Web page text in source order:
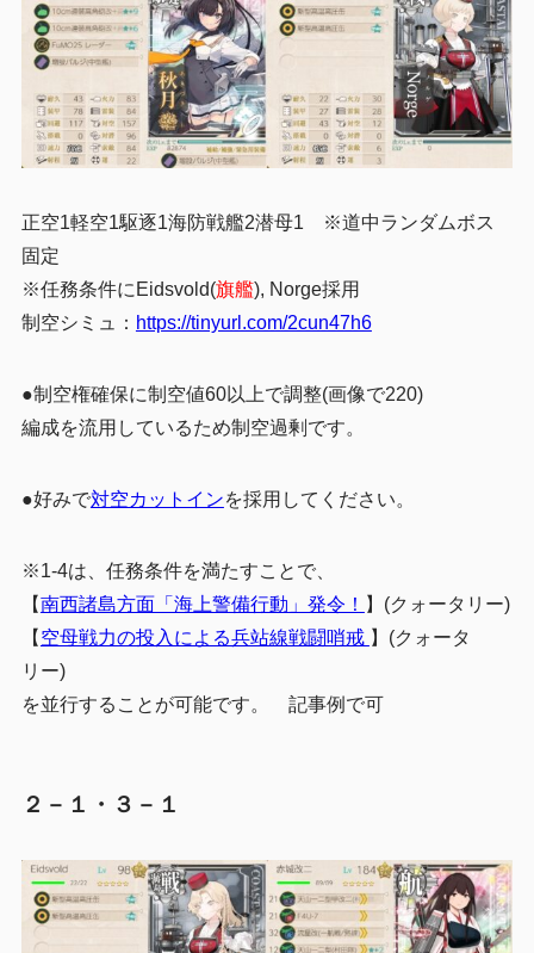
正空1軽空1駆逐1海防戦艦2潜母1 ※道中ランダムボス
固定
※任務条件にEidsvold(旗艦), Norge採用
制空シミュ： https://tinyurl.com/2cun47h6
●制空権確保に制空値60以上で調整(画像で220)
編成を流用しているため制空過剰です。
●好みで対空カットインを採用してください。
※1-4は、 任務条件を満たすことで、
【南西諸島方面「海上警備行動」発令！ 】(クォータリー)
【 空母戦力の投入による兵站線戦闘哨戒 】(クォータ
リー)
を並行することが可能です。 記事例で可
２－１・３－１